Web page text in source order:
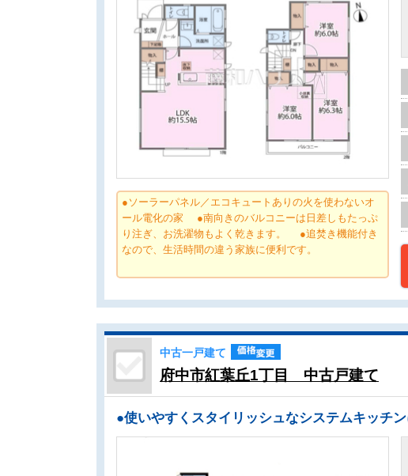
●ソーラーパネル／エコキュートありの火を使わないオ
ール電化の家 ●南向きのバルコニーは日差しもたっぷ
り注ぎ、お洗濯物もよく乾きます。 ●追焚き機能付き
なので、生活時間の違う家族に便利です。
中古一戸建て
府中市紅葉丘1丁目 中古戸建て